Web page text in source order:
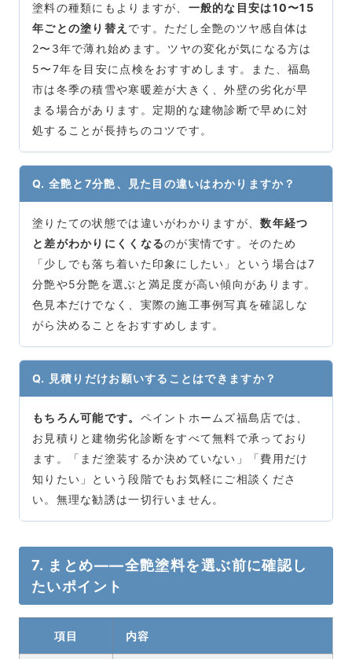
塗料の種類にもよりますが、 一般的な目安は10〜15
年ごとの塗り替え です。ただし全艶のツヤ感自体は
2〜3年で薄れ始めます。ツヤの変化が気になる方は
5〜7年を目安に点検をおすすめします。また、福島
市は冬季の積雪や寒暖差が大きく、外壁の劣化が早
まる場合があります。定期的な建物診断で早めに対
処することが長持ちのコツです。
Q. 全艶と7分艶、見た目の違いはわかりますか？
塗りたての状態では違いがわかりますが、数年経つ
と差がわかりにくくなるのが実情です。そのため
「少しでも落ち着いた印象にしたい」という場合は7
分艶や5分艶を選ぶと満足度が高い傾向があります。
色見本だけでなく、実際の施工事例写真を確認しな
がら決めることをおすすめします。
Q. 見積りだけお願いすることはできますか？
もちろん可能です。 ペイントホームズ福島店では、
お見積りと建物劣化診断をすべて無料で承っており
ます。「まだ塗装するか決めていない」「費用だけ
知りたい」という段階でもお気軽にご相談くださ
い。無理な勧誘は一切行いません。
7. まとめ――全艶塗料を選ぶ前に確認し
たいポイント
項目 内容